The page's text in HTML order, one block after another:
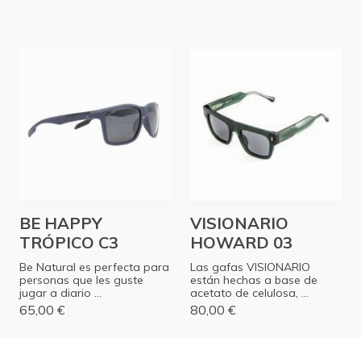
BE HAPPY
TRÓPICO C3
Be Natural es perfecta para
personas que les guste
jugar a diario ...
65,00 €
VISIONARIO
HOWARD 03
Las gafas VISIONARIO
están hechas a base de
acetato de celulosa, ...
80,00 €